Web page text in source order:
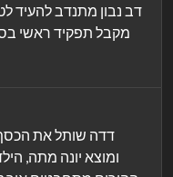
דב נבון מתנדב להעיד
מקבל תפקיד ראשי
דדה שותל את
ומוצא יונה מתה,